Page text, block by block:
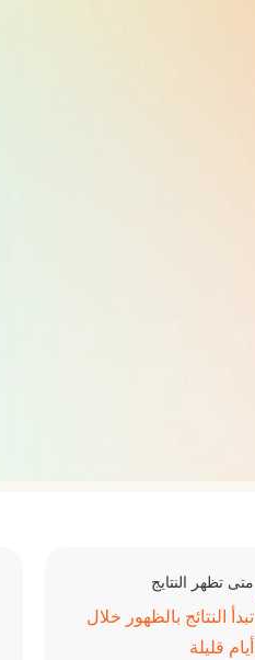
متى تظهر النتايج
تبدأ النتائج بالظهور خلال
أيام قليلة